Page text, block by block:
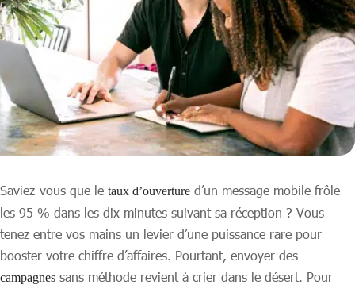
Saviez-vous que le taux d’ouverture d’un message mobile frôle
les 95 % dans les dix minutes suivant sa réception ? Vous
tenez entre vos mains un levier d’une puissance rare pour
booster votre chiffre d’affaires. Pourtant, envoyer des
campagnes sans méthode revient à crier dans le désert. Pour